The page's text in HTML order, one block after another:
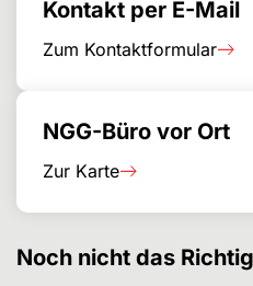
Kontakt per E-Mail
Zum Kontaktformular
NGG-Büro vor Ort
Zur Karte
Noch nicht das